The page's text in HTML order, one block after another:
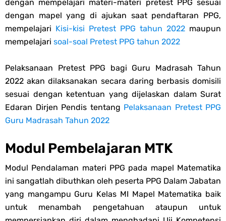
Soal OMI KIMIA Terintegrasi Jenjang MA
Unduh Buku Teks Utama (BTU) Mapel Akidah Akhlak Jenang MI, MTs
Thursday, 6 August
dengan mempelajari materi-materi pretest PPG sesuai
dengan mapel yang di ajukan saat pendaftaran PPG,
mempelajari Kisi-kisi Pretest PPG tahun 2022 maupun
mempelajari soal-soal Pretest PPG tahun 2022
Pelaksanaan Pretest PPG bagi Guru Madrasah Tahun
2022 akan dilaksanakan secara daring berbasis domisili
sesuai dengan ketentuan yang dijelaskan dalam Surat
Edaran Dirjen Pendis tentang Pelaksanaan Pretest PPG
Guru Madrasah Tahun 2022
Modul Pembelajaran MTK
Modul Pendalaman materi PPG pada mapel Matematika
ini sangatlah dibuthkan oleh peserta PPG Dalam Jabatan
yang mangampu Guru Kelas MI Mapel Matematika baik
untuk menambah pengetahuan ataupun untuk